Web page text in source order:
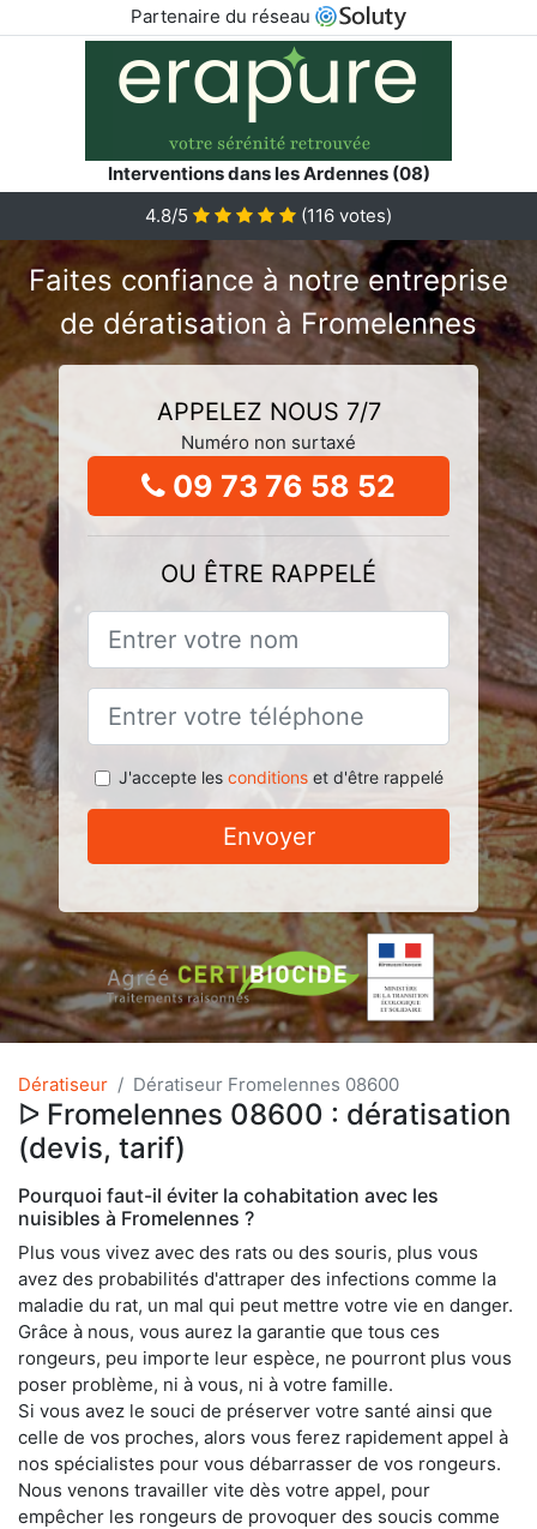
Partenaire du réseau
Interventions dans les Ardennes (08)
4.8/5
(116 votes)
Faites confiance à notre entreprise
de dératisation à Fromelennes
APPELEZ NOUS 7/7
Numéro non surtaxé
09 73 76 58 52
OU ÊTRE RAPPELÉ
J'accepte les conditionset d'être rappelé
Envoyer
Dératiseur Dératiseur Fromelennes 08600
ᐅ Fromelennes 08600 : dératisation
(devis, tarif)
Pourquoi faut-il éviter la cohabitation avec les
nuisibles à Fromelennes ?
Plus vous vivez avec des rats ou des souris, plus vous
avez des probabilités d'attraper des infections comme la
maladie du rat, un mal qui peut mettre votre vie en danger.
Grâce à nous, vous aurez la garantie que tous ces
rongeurs, peu importe leur espèce, ne pourront plus vous
poser problème, ni à vous, ni à votre famille.
Si vous avez le souci de préserver votre santé ainsi que
celle de vos proches, alors vous ferez rapidement appel à
nos spécialistes pour vous débarrasser de vos rongeurs.
Nous venons travailler vite dès votre appel, pour
empêcher les rongeurs de provoquer des soucis comme